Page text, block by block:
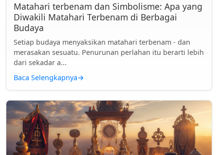
Matahari terbenam dan Simbolisme: Apa yang
Diwakili Matahari Terbenam di Berbagai
Budaya
Setiap budaya menyaksikan matahari terbenam - dan
merasakan sesuatu. Penurunan perlahan itu berarti lebih
dari sekadar a...
Baca Selengkapnya→